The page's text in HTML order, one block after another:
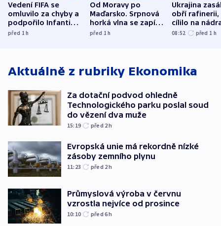
Vedení FIFA se
omluvilo za chyby a
podpořilo Infantina.
UEFA trvá na
před 1h
Od Moravy po
Maďarsko. Srpnová
horká vlna se zapíše
do dějin
před 1h
Ukrajina
obří rafinerii,
cílilo na
autobus
08:52 před 1 h
Aktuálně z rubriky Ekonomika
Za dotační podvod ohledně
Technologického parku poslal soud
do vězení dva muže
15:19 před 2h
Evropská unie má rekordně nízké
zásoby zemního plynu
11:23 před 2h
Průmyslová výroba v červnu
vzrostla nejvíce od prosince
10:10 před 6h